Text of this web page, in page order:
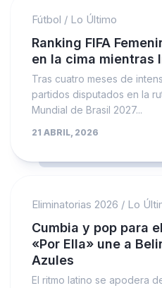
Fútbol / Lo Último
Ranking FIFA
en la cima mientras
Tras cuatro meses de
partidos disputados en la
Mundial de Brasil 2027...
21 ABRIL, 2026
Eliminatorias 2026 / Lo
Cumbia y pop para
«Por Ella» une a
Azules
El ritmo latino se apodera